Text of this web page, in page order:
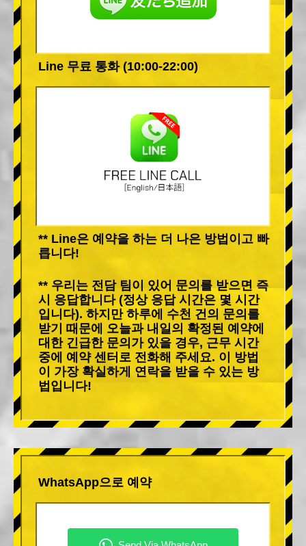
Line 무료 통화 (10:00-22:00)
** Line은 예약을 하는 더 나은 방법이고 빠
릅니다!
** 우리는 전담 팀이 있어 문의를 받으면 즉
시 응답합니다 (정상 응답 시간은 몇 시간
입니다). 하지만 하루에 수천 건의 문의를
받기 때문에 오늘과 내일의 확정된 예약에
대한 긴급한 문의가 있을 경우, 근무 시간
중에 예약 센터로 전화해 주세요. 이 방법
이 가장 확실하게 연락을 받을 수 있는 방
법입니다!
WhatsApp으로 예약